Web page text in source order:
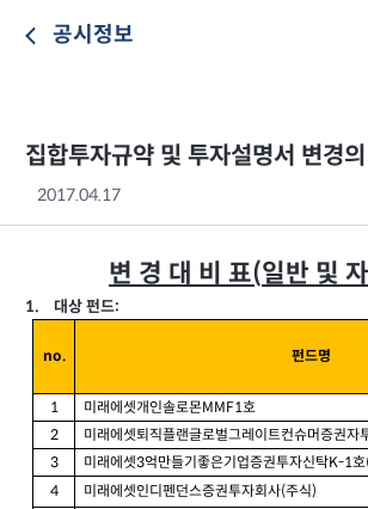
공시정보
집합투자규약 및 투자설명서 변경
2017.04.17
변 경 대 비 표(일반 및
1. 대상 펀드:
no. 펀드명
1 미래에셋개인솔로몬MMF1호
2
미래에셋퇴직플랜글로벌그레이트컨슈머증권자
3
미래에셋3억만들기좋은기업증권투자신탁K-1호
4
미래에셋인디펜던스증권투자회사(주식)